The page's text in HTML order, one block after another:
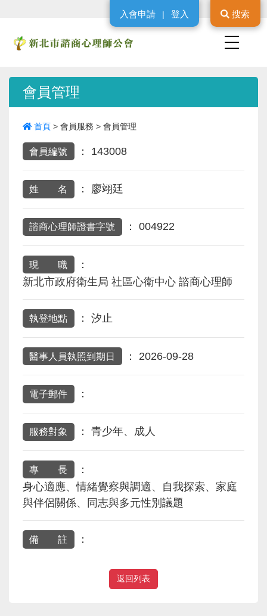
入會申請 登入 搜索
會員管理
首頁 > 會員服務 > 會員管理
會員編號 ： 143008
姓 名 ： 廖翊廷
諮商心理師證書字號 ： 004922
現 職
：
新北市政府衛生局 社區心衛中心 諮商心理師
執登地點 ： 汐止
醫事人員執照到期日 ： 2026-09-28
電子郵件 ：
服務對象 ： 青少年、成人
專 長
：
身心適應、情緒覺察與調適、自我探索、家庭
與伴侶關係、同志與多元性別議題
備 註 ：
返回列表